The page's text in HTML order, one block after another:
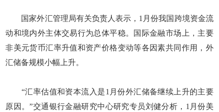
国家外汇管理局有关负责人表示，1月份我国跨境资金流
动和境内外主体交易行为总体平稳。国际金融市场上，主要
非美元货币汇率升值和资产价格变动等各因素共同作用，外
汇储备规模小幅上升。
“汇率估值和资本流入是1月份外汇储备继续上升的主要
原因。”交通银行金融研究中心研究专员刘健分析，1月份美